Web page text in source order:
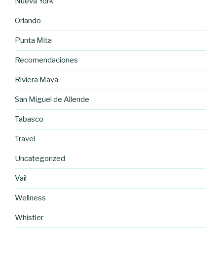
Orlando
Punta Mita
Recomendaciones
Riviera Maya
San Miguel de Allende
Tabasco
Travel
Uncategorized
Vail
Wellness
Whistler